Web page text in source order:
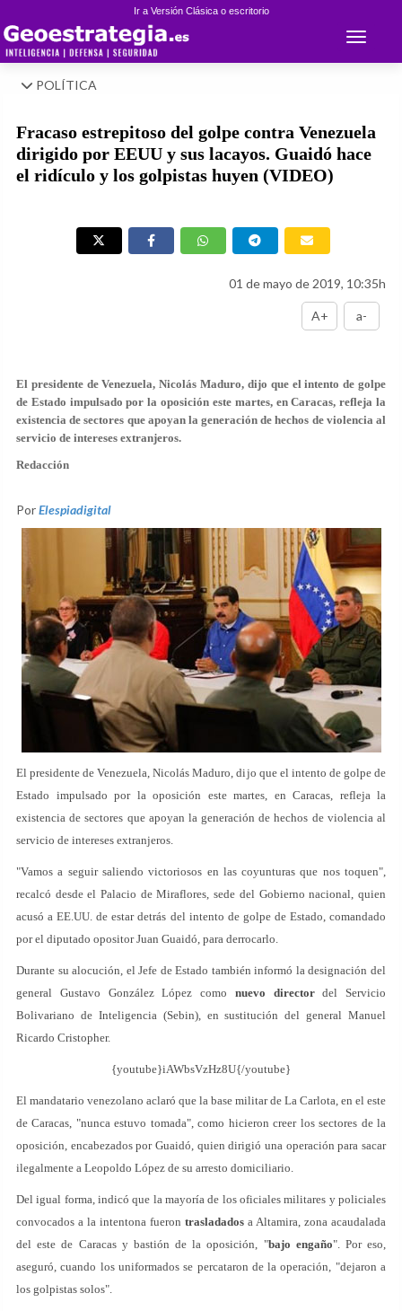
Ir a Versión Clásica o escritorio
Toggle
POLÍTICA
Fracaso estrepitoso del golpe contra Venezuela
dirigido por EEUU y sus lacayos. Guaidó hace
el ridículo y los golpistas huyen (VIDEO)
01 de mayo de 2019, 10:35h
A+ a-
El presidente de Venezuela, Nicolás Maduro, dijo que el intento de golpe
de Estado impulsado por la oposición este martes, en Caracas, refleja la
existencia de sectores que apoyan la generación de hechos de violencia al
servicio de intereses extranjeros.
Redacción
PorElespiadigital
El presidente de Venezuela, Nicolás Maduro, dijo que el intento de golpe de
Estado impulsado por la oposición este martes, en Caracas, refleja la
existencia de sectores que apoyan la generación de hechos de violencia al
servicio de intereses extranjeros.
"Vamos a seguir saliendo victoriosos en las coyunturas que nos toquen",
recalcó desde el Palacio de Miraflores, sede del Gobierno nacional, quien
acusó a EE.UU. de estar detrás del intento de golpe de Estado, comandado
por el diputado opositor Juan Guaidó, para derrocarlo.
Durante su alocución, el Jefe de Estado también informó la designación del
general Gustavo González López como nuevo directordel Servicio
Bolivariano de Inteligencia (Sebin), en sustitución del general Manuel
Ricardo Cristopher.
{youtube}iAWbsVzHz8U{/youtube}
El mandatario venezolano aclaró que la base militar de La Carlota, en el este
de Caracas, "nunca estuvo tomada", como hicieron creer los sectores de la
oposición, encabezados por Guaidó, quien dirigió una operación para sacar
ilegalmente a Leopoldo López de su arresto domiciliario.
Del igual forma, indicó que la mayoría de los oficiales militares y policiales
convocados a la intentona fueron trasladados a Altamira, zona acaudalada
del este de Caracas y bastión de la oposición, "bajo engaño". Por eso,
aseguró, cuando los uniformados se percataron de la operación, "dejaron a
los golpistas solos".